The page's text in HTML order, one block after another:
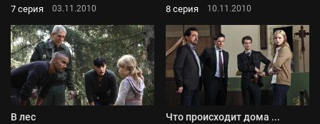
7 серия 03.11.2010 8 серия 10.11.2010
В лес Что происходит дома ...